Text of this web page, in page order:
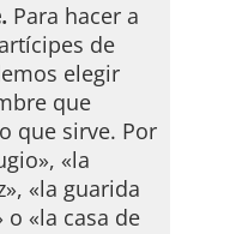
Para hacer a
de
elegir
que
que sirve. Por
«la
«la guarida
o «la casa de